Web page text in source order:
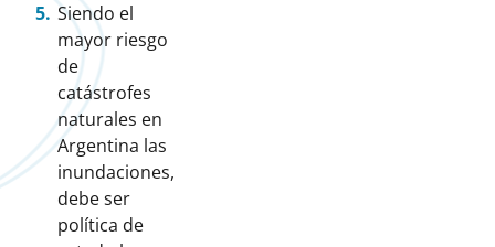
Siendo el
mayor riesgo
de
catástrofes
naturales en
Argentina las
inundaciones,
debe ser
política de